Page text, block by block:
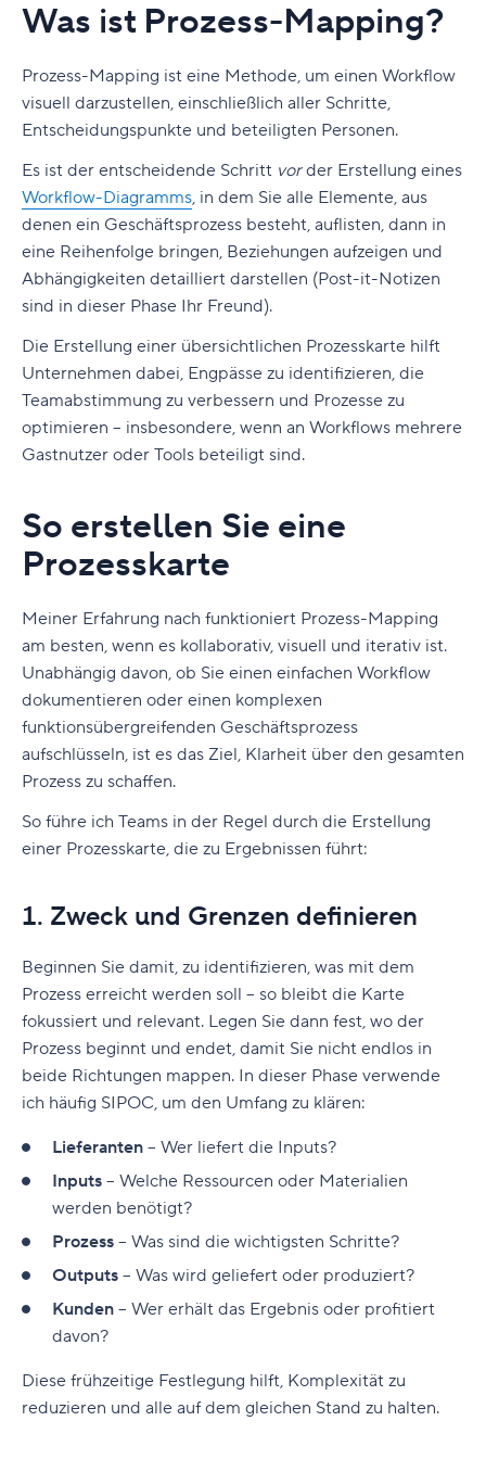
Best Practices für die AI Workflow Automation
Intelligentere Workflows beginnen mit AI
FAQs
Management-Software achten sollten
Onboarding
2. Einfache Integration
3. Anpassung über Teams und Projekte hinweg
4. Dashboards mit mehreren Ansichten
5. Echtzeit-Berichte und Analytik
6. Integrierte KI-Funktionen
Vorteile von Workflow-Management-Tools
Workflows optimieren
Automatisierte Benachrichtigungen
Komplexe Workflows reibungsloser abwickeln
Klarheit von Aufgaben
Bericht-Tools unterstützen
Prozessverbesserungen
Workflow-Software vs. Projektmanagement-
Software
Workflow-Management-Software
Warum Wrike auch 2026 noch die beste
Workflow-Software ist
1. Fehlende klare Genehmigungsbedingungen
2. Zu viele manuelle Schritte
3. Nicht zugewiesene oder nicht verfügbare
4. Keine Transparenz über den
Genehmigungsstatus
5. Unflexible Workflows
6. Mangelhafte Integration mit
Projektmanagement-Tools
7. Fehlender Prüfpfad
8. Verzögerte endgültige Genehmigungen
Die richtige Genehmigungssoftware auswählen
Klarheit für jede Genehmigung schaffen
FAQs
Design und Erstellung von Assets
Visuelles Feedback und Freigaben
Verbessern Sie Ihren kreativen Workflow mit
Wrike
Was ist Prozess-Mapping?
Prozess-Mapping ist eine Methode, um einen Workflow
visuell darzustellen, einschließlich aller Schritte,
Entscheidungspunkte und beteiligten Personen.
Es ist der entscheidende Schritt vorder Erstellung eines
Workflow-Diagramms, in dem Sie alle Elemente, aus
denen ein Geschäftsprozess besteht, auflisten, dann in
eine Reihenfolge bringen, Beziehungen aufzeigen und
Abhängigkeiten detailliert darstellen (Post-it-Notizen
sind in dieser Phase Ihr Freund).
Die Erstellung einer übersichtlichen Prozesskarte hilft
Unternehmen dabei, Engpässe zu identifizieren, die
Teamabstimmung zu verbessern und Prozesse zu
optimieren – insbesondere, wenn an Workflows mehrere
Gastnutzer oder Tools beteiligt sind.
So erstellen Sie eine
Prozesskarte
Meiner Erfahrung nach funktioniert Prozess-Mapping
am besten, wenn es kollaborativ, visuell und iterativ ist.
Unabhängig davon, ob Sie einen einfachen Workflow
dokumentieren oder einen komplexen
funktionsübergreifenden Geschäftsprozess
aufschlüsseln, ist es das Ziel, Klarheit über den gesamten
Prozess zu schaffen.
So führe ich Teams in der Regel durch die Erstellung
einer Prozesskarte, die zu Ergebnissen führt:
1. Zweck und Grenzen definieren
Beginnen Sie damit, zu identifizieren, was mit dem
Prozess erreicht werden soll – so bleibt die Karte
fokussiert und relevant. Legen Sie dann fest, wo der
Prozess beginnt und endet, damit Sie nicht endlos in
beide Richtungen mappen. In dieser Phase verwende
ich häufig SIPOC, um den Umfang zu klären:
Lieferanten – Wer liefert die Inputs?
Inputs – Welche Ressourcen oder Materialien
werden benötigt?
Prozess – Was sind die wichtigsten Schritte?
Outputs – Was wird geliefert oder produziert?
Kunden – Wer erhält das Ergebnis oder profitiert
davon?
Diese frühzeitige Festlegung hilft, Komplexität zu
reduzieren und alle auf dem gleichen Stand zu halten.